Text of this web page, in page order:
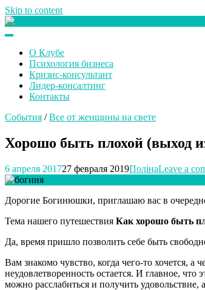
Skip to content
О Клубе
Психология бизнеса
Кризис-консультант
Лидер-консалтинг
Контакты
События /Все от женщины на свете
Хорошо быть плохой (выход
6 апреля 201727 февраля 2019ПолінаLeave a
Дорогие Богинюшки, приглашаю вас в
Тема нашего путешествия Как хорошо быть
Да, время пришло позволить себе быть
Вам знакомо чувство, когда чего-то хочется,
неудовлетворенность остается. И главное,
можно расслабиться и получить удовольствие,